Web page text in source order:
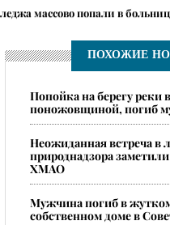
массово попали в
к смертельному
аварии под Тюменью
ПОХОЖИЕ
Попойка на берегу
поножовщиной, погиб
Неожиданная встреча в
природнадзора
ХМАО
​Мужчина погиб в
собственном доме в